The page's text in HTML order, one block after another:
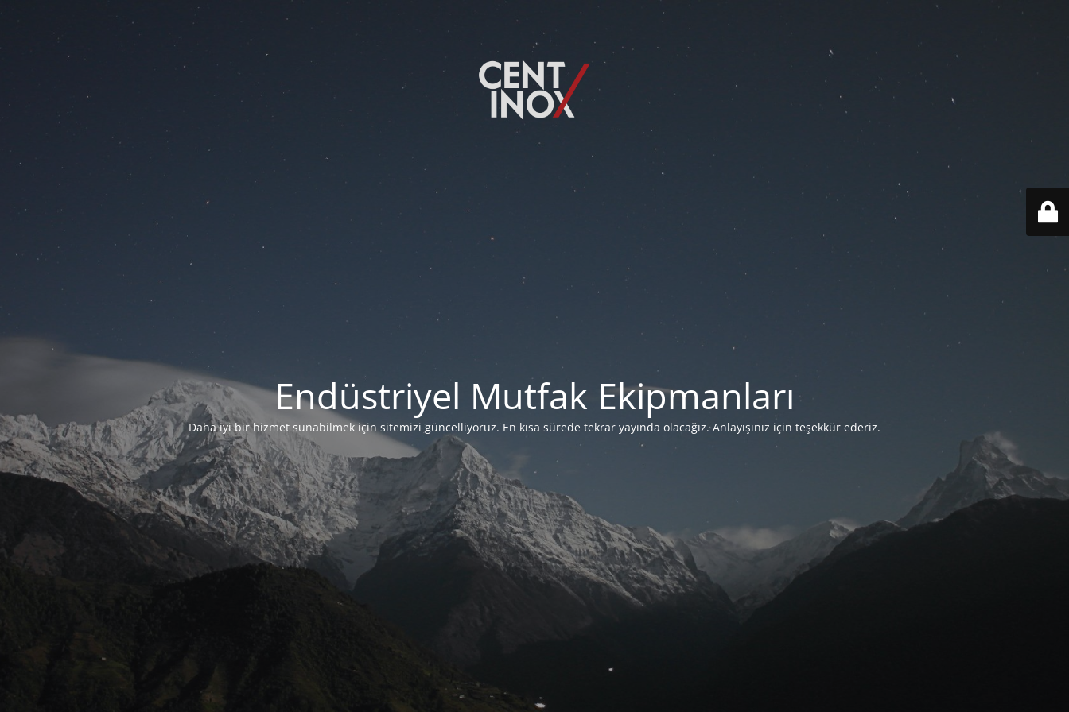
Endüstriyel Mutfak Ekipmanları
Daha iyi bir hizmet sunabilmek için sitemizi güncelliyoruz. En kısa sürede tekrar yayında olacağız. Anlayışınız için teşekkür ederiz.